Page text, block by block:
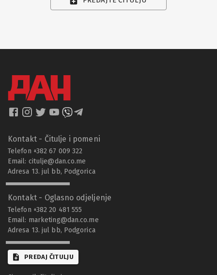
Kontakt - Čitulje i pomeni
Telefon +382 67 009 322
Email: citulje@dan.co.me
Adresa 13. jul bb, Podgorica
Kontakt - Oglasno odjeljenje
Telefon +382 20 481 555
Email: marketing@dan.co.me
Adresa 13. jul bb, Podgorica
PREDAJ ČITULJU